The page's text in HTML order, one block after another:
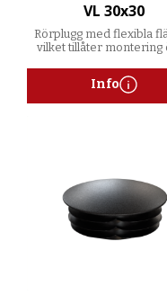
VL 30x30
Rörplugg med flexibla
vilket tillåter montering
Info